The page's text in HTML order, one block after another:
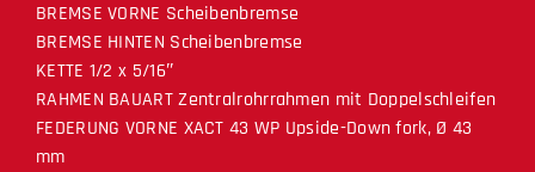
BREMSE VORNE Scheibenbremse
BREMSE HINTEN Scheibenbremse
KETTE 1/2 x 5/16″
RAHMEN BAUART Zentralrohrrahmen mit Doppelschleifen
FEDERUNG VORNE XACT 43 WP Upside-Down fork, Ø 43
mm